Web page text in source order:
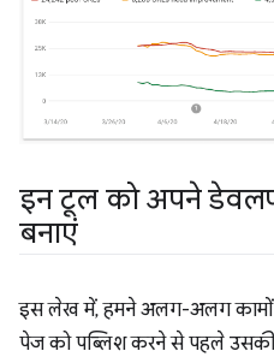
इन टूल को अपने
बनाएं
इस लेख में, हमने अलग-अलग
पेज को पब्लिश करने से पहले उसकी